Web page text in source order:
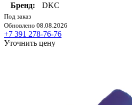
Бренд:
DKC
Под заказ
Обновлено 08.08.2026
+7 391 278-76-76
Уточнить цену